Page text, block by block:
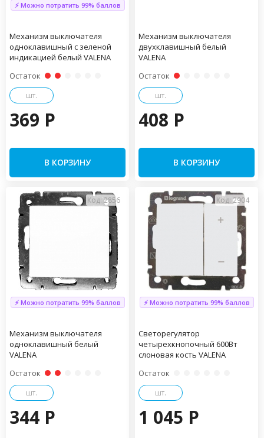
⚡ Можно потратить 99% баллов
Механизм выключателя
одноклавишный с зеленой
индикацией белый VALENA
Остаток
шт.
369 P
В КОРЗИНУ
Механизм выключателя
двухклавишный белый
VALENA
Остаток
шт.
408 P
В КОРЗИНУ
Код: 2856
⚡ Можно потратить 99% баллов
Механизм выключателя
одноклавишный белый
VALENA
Остаток
шт.
344 P
Код: 2904
⚡ Можно потратить 99% баллов
Светорегулятор
четырехкнопочный 600Вт
слоновая кость VALENA
Остаток
шт.
1 045 P